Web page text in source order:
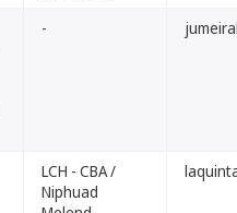
-
LCH - CBA /
Niphuad